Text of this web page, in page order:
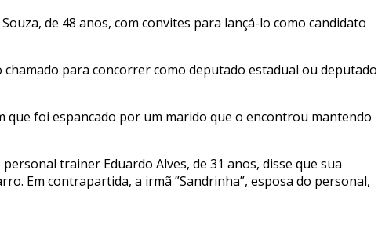
de 48 anos, com convites para lançá-lo como candidato
para concorrer como deputado estadual ou deputado
que foi espancado por um marido que o encontrou mantendo
trainer Eduardo Alves, de 31 anos, disse que sua
Em contrapartida, a irmã ”Sandrinha”, esposa do personal,